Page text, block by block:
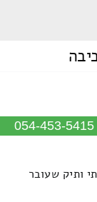
054-453-5415
ותיק שעובר